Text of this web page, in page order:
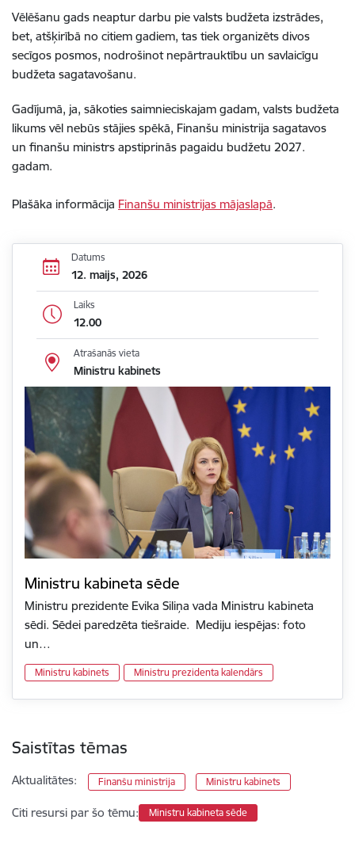
Vēlēšanu gads neaptur darbu pie valsts budžeta izstrādes,
bet, atšķirībā no citiem gadiem, tas tiek organizēts divos
secīgos posmos, nodrošinot nepārtrauktību un savlaicīgu
budžeta sagatavošanu.
Gadījumā, ja, sākoties saimnieciskajam gadam, valsts budžeta
likums vēl nebūs stājies spēkā, Finanšu ministrija sagatavos
un finanšu ministrs apstiprinās pagaidu budžetu 2027.
gadam.
Plašāka informācija Finanšu ministrijas mājaslapā.
Datums
12. maijs, 2026
Laiks
12.00
Atrašanās vieta
Ministru kabinets
Ministru kabineta sēde
Ministru prezidente Evika Siliņa vada Ministru kabineta
sēdi. Sēdei paredzēta tiešraide. Mediju iespējas: foto
un…
Ministru kabinets Ministru prezidenta kalendārs
Saistītas tēmas
Aktualitātes: Finanšu ministrija Ministru kabinets
Citi resursi par šo tēmu: Ministru kabineta sēde